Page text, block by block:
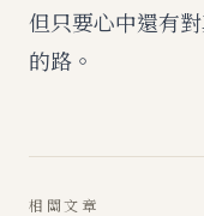
但只要心中還有
的路。
相關文章